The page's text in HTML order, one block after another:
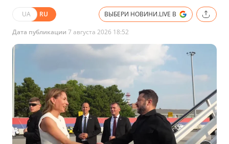
UA RU ВЫБЕРИ НОВИНИ.LIVE В
Дата публикации 7 августа 2026 18:52